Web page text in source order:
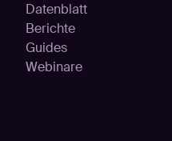
Datenblatt
Berichte
Guides
Webinare